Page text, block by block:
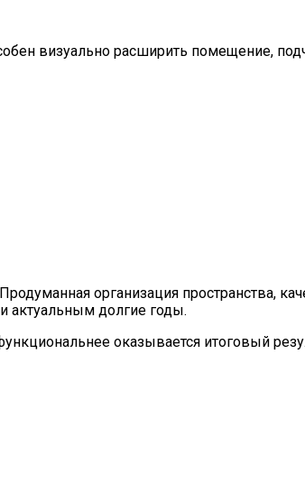
визуально расширить помещение,
организация пространства,
актуальным долгие годы.
оказывается итоговый